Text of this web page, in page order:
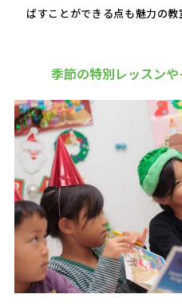
ばすことができる点も魅力の教
季節の特別レッスン